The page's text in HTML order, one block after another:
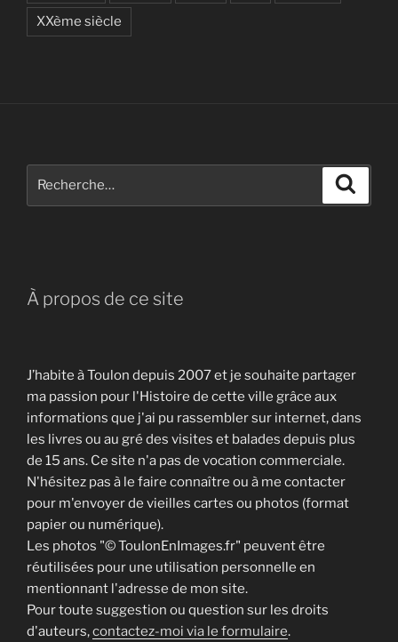
XXème siècle
À propos de ce site
J’habite à Toulon depuis 2007 et je souhaite partager
ma passion pour l'Histoire de cette ville grâce aux
informations que j'ai pu rassembler sur internet, dans
les livres ou au gré des visites et balades depuis plus
de 15 ans. Ce site n'a pas de vocation commerciale.
N'hésitez pas à le faire connaître ou à me contacter
pour m'envoyer de vieilles cartes ou photos (format
papier ou numérique).
Les photos "© ToulonEnImages.fr" peuvent être
réutilisées pour une utilisation personnelle en
mentionnant l'adresse de mon site.
Pour toute suggestion ou question sur les droits
d'auteurs,contactez-moi via le formulaire.